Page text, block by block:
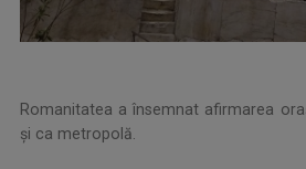
Romanitatea a însemnat afirmarea
şi ca metropolă.